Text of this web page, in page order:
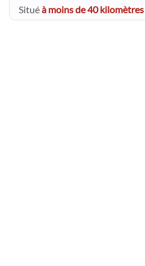
Situéà moins de 40 kilomètres